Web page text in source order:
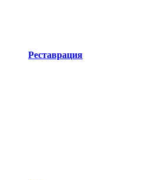
Реставрация